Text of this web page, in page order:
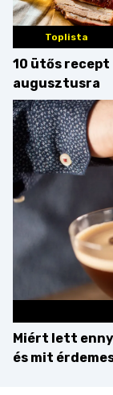
Toplista
10 ütős recept
augusztusra
Miért lett
és mit